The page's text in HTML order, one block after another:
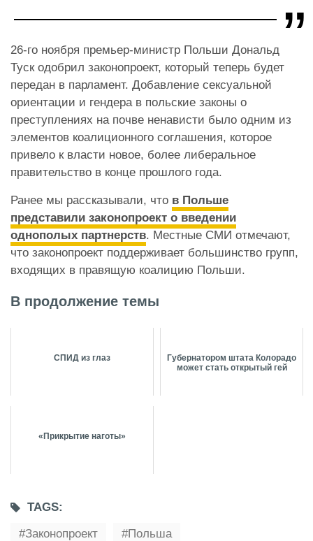
26-го ноября премьер-министр Польши Дональд
Туск одобрил законопроект, который теперь будет
передан в парламент. Добавление сексуальной
ориентации и гендера в польские законы о
преступлениях на почве ненависти было одним из
элементов коалиционного соглашения, которое
привело к власти новое, более либеральное
правительство в конце прошлого года.
Ранее мы рассказывали, что в Польше
представили законопроект о введении
однополых партнерств. Местные СМИ отмечают,
что законопроект поддерживает большинство групп,
входящих в правящую коалицию Польши.
В продолжение темы
СПИД из глаз
Губернатором штата Колорадо
может стать открытый гей
«Прикрытие наготы»
TAGS:
Законопроект
Польша